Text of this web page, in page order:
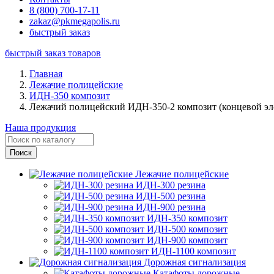
8 (800) 700-17-11
zakaz@pkmegapolis.ru
быстрый заказ
быстрый заказ товаров
Главная
Лежачие полицейские
ИДН-350 композит
Лежачий полицейский ИДН-350-2 композит (концевой
Наша продукция
Лежачие полицейские
ИДН-300 резина
ИДН-500 резина
ИДН-900 резина
ИДН-350 композит
ИДН-500 композит
ИДН-900 композит
ИДН-1100 композит
Дорожная сигнализация